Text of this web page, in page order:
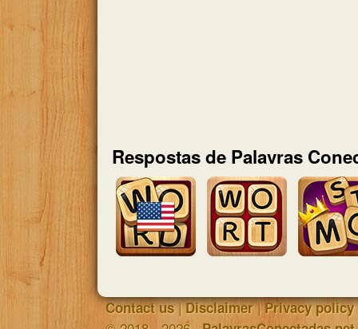
Respostas de Palavras
Contact us|Disclaimer|Privacy policy